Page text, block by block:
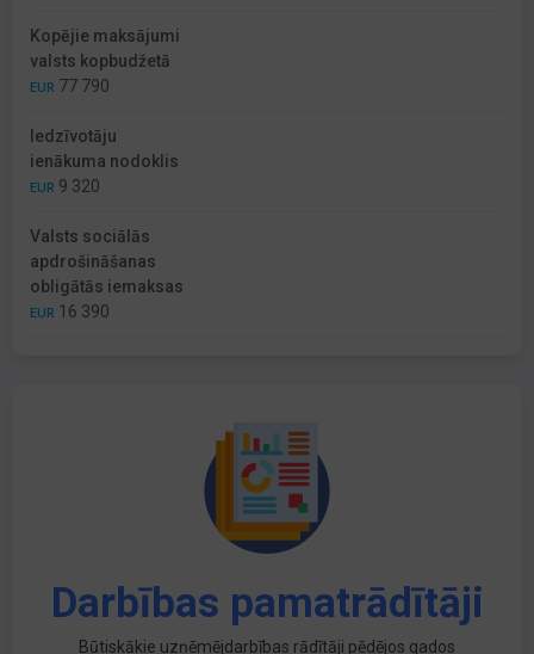
Kopējie maksājumi
valsts kopbudžetā
EUR 77 790
Iedzīvotāju
ienākuma nodoklis
EUR 9 320
Valsts sociālās
apdrošināšanas
obligātās iemaksas
EUR 16 390
Darbības pamatrādītāji
Būtiskākie uzņēmējdarbības rādītāji pēdējos gados